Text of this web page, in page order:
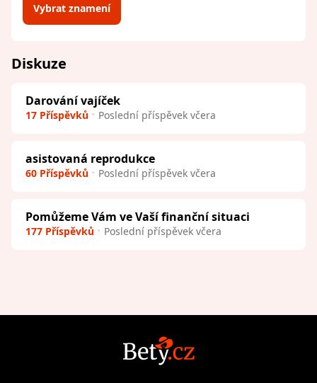
Vybrat znamení
Diskuze
Darování vajíček
17 Příspěvků Poslední příspěvek včera
asistovaná reprodukce
60 Příspěvků Poslední příspěvek včera
Pomůžeme Vám ve Vaší finanční situaci
177 Příspěvků Poslední příspěvek včera